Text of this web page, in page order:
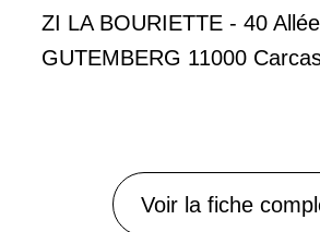
ZI LA BOURIETTE - 40 Allée
GUTEMBERG 11000
Voir la fiche